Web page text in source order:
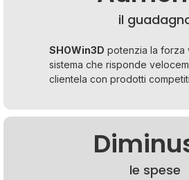
il
SHOWin3D potenzia la forza
sistema che risponde
clientela con prodotti
le spese